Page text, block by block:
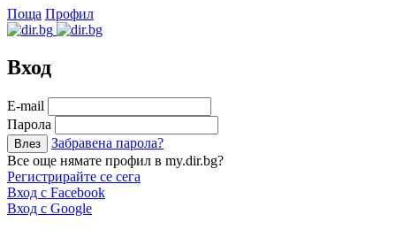
Поща Профил
Вход
Е-mail
Парола
Забравена парола?
Все още нямате профил в my.dir.bg?
Регистрирайте се сега
Вход с Facebook
Вход с Google